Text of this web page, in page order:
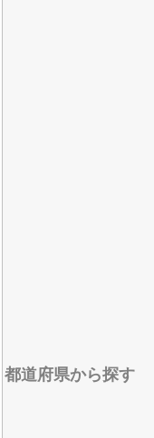
都道府県から探す